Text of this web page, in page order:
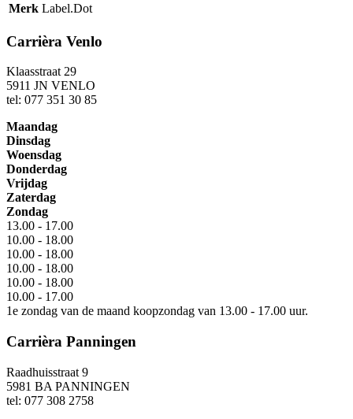
Merk Label.Dot
Carrièra Venlo
Klaasstraat 29
5911 JN VENLO
tel: 077 351 30 85
Maandag
Dinsdag
Woensdag
Donderdag
Vrijdag
Zaterdag
Zondag
13.00 - 17.00
10.00 - 18.00
10.00 - 18.00
10.00 - 18.00
10.00 - 18.00
10.00 - 17.00
1e zondag van de maand koopzondag van 13.00 - 17.00 uur.
Carrièra Panningen
Raadhuisstraat 9
5981 BA PANNINGEN
tel: 077 308 2758